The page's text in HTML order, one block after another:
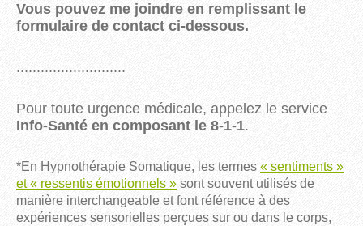
Vous pouvez me joindre en remplissant le
formulaire de contact ci-dessous.
...........................
Pour toute urgence médicale, appelez le service
Info-Santé en composant le 8-1-1.
*En Hypnothérapie Somatique, les termes « sentiments »
et « ressentis émotionnels » sont souvent utilisés de
manière interchangeable et font référence à des
expériences sensorielles perçues sur ou dans le corps,